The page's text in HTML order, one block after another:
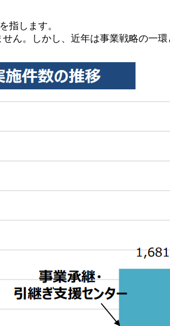
指します。
。しかし、近年は事業戦略の一